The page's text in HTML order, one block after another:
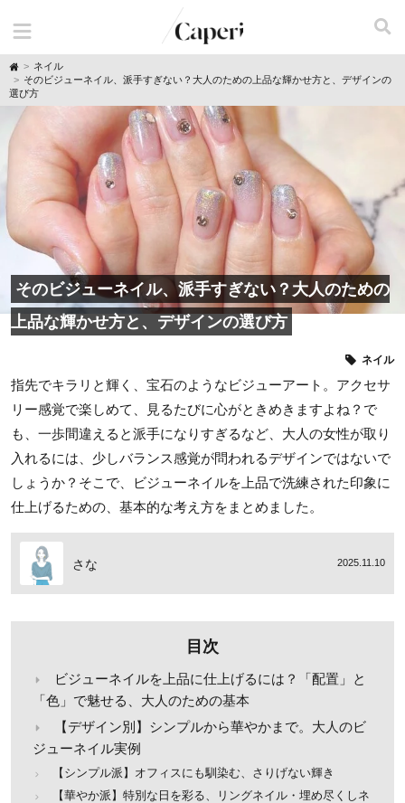
H
o
m
ネイル
そのビジューネイル、派手すぎない？大人のための上品な輝かせ方と、デザインの
選び方
そのビジューネイル、派手すぎない？大人のための
上品な輝かせ方と、デザインの選び方
ネイル
指先でキラリと輝く、宝石のようなビジューアート。アクセサ
リー感覚で楽しめて、見るたびに心がときめきますよね？で
も、一歩間違えると派手になりすぎるなど、大人の女性が取り
入れるには、少しバランス感覚が問われるデザインではないで
しょうか？そこで、ビジューネイルを上品で洗練された印象に
仕上げるための、基本的な考え方をまとめました。
さな 2025.11.10
目次
ビジューネイルを上品に仕上げるには？「配置」と
「色」で魅せる、大人のための基本
【デザイン別】シンプルから華やかまで。大人のビ
ジューネイル実例
【シンプル派】オフィスにも馴染む、さりげない輝き
【華やか派】特別な日を彩る、リングネイル・埋め尽くしネ